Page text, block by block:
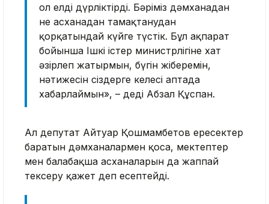
ол елді дүрліктірді. Бәріміз дәмханадан
не асханадан тамақтанудан
қорқатындай күйге түстік. Бұл ақпарат
бойынша Ішкі істер министрлігіне хат
әзірлеп жатырмын, бүгін жіберемін,
нәтижесін сіздерге келесі аптада
хабарлаймын», – деді Абзал Құспан.
Ал депутат Айтуар Қошмамбетов ересектер
баратын дәмханалармен қоса, мектептер
мен балабақша асханаларын да жаппай
тексеру қажет деп есептейді.